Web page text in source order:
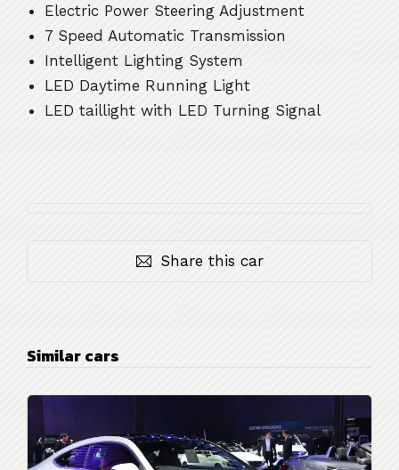
Electric Power Steering Adjustment
7 Speed Automatic Transmission
Intelligent Lighting System
LED Daytime Running Light
LED taillight with LED Turning Signal
Share this car
Similar cars